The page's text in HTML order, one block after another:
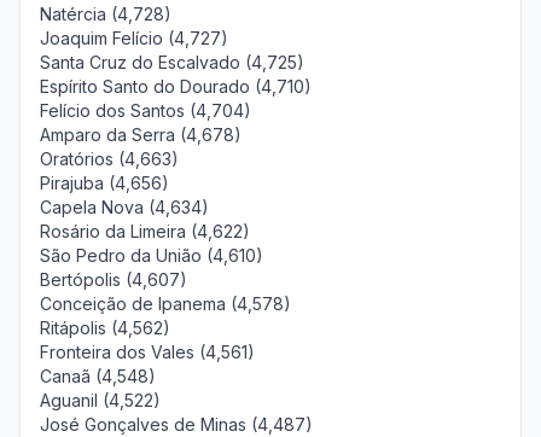
Natércia (4,728)
Joaquim Felício (4,727)
Santa Cruz do Escalvado (4,725)
Espírito Santo do Dourado (4,710)
Felício dos Santos (4,704)
Amparo da Serra (4,678)
Oratórios (4,663)
Pirajuba (4,656)
Capela Nova (4,634)
Rosário da Limeira (4,622)
São Pedro da União (4,610)
Bertópolis (4,607)
Conceição de Ipanema (4,578)
Ritápolis (4,562)
Fronteira dos Vales (4,561)
Canaã (4,548)
Aguanil (4,522)
José Gonçalves de Minas (4,487)